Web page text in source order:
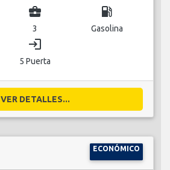
business_center
3
local_gas_station
Gasolina
login
5 Puerta
VER DETALLES...
ECONÓMICO